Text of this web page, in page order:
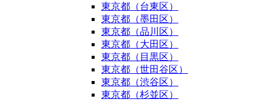
東京都（台東区）
東京都（墨田区）
東京都（品川区）
東京都（大田区）
東京都（目黒区）
東京都（世田谷区）
東京都（渋谷区）
東京都（杉並区）